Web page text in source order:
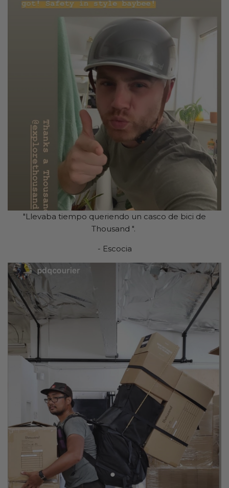
"Llevaba tiempo queriendo un casco de bici de
Thousand ".
- Escocia